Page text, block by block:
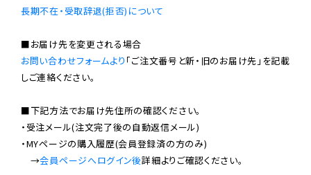
長期不在・受取辞退(拒否)について
お問い合わせフォームより 「ご注文番号と新・旧のお届け先」を記載
しご連絡ください。
■下記方法でお届け先住所の確認ください。
・受注メール(注文完了後の自動返信メール)
・MYページの購入履歴(会員登録済の方のみ)
→会員ページへログイン後